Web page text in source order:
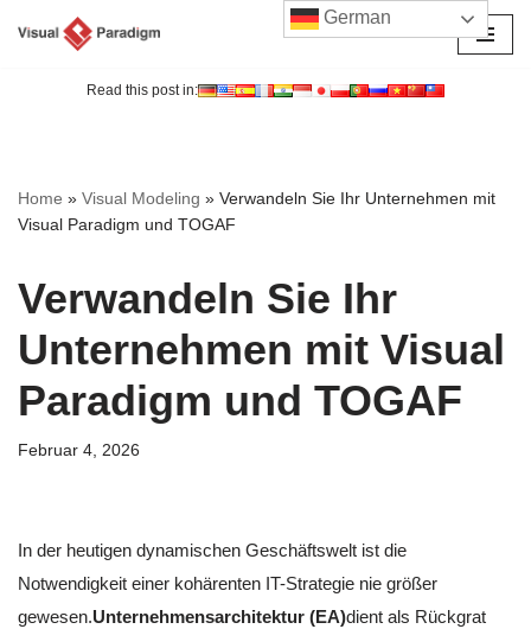
Read this post in:
Home » Visual Modeling » Verwandeln Sie Ihr Unternehmen mit
Visual Paradigm und TOGAF
Verwandeln Sie Ihr
Unternehmen mit Visual
Paradigm und TOGAF
Februar 4, 2026
In der heutigen dynamischen Geschäftswelt ist die
Notwendigkeit einer kohärenten IT-Strategie nie größer
gewesen.Unternehmensarchitektur (EA)dient als Rückgrat
German